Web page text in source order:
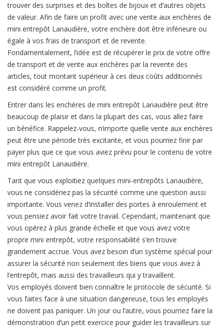
trouver des surprises et des boîtes de bijoux et d’autres objets
de valeur. Afin de faire un profit avec une vente aux enchères de
mini entrepôt Lanaudière, votre enchère doit être inférieure ou
égale à vos frais de transport et de revente.
Fondamentalement, l’idée est de récupérer le prix de votre offre
de transport et de vente aux enchères par la revente des
articles, tout montant supérieur à ces deux coûts additionnés
est considéré comme un profit.
Entrer dans les enchères de mini entrepôt Lanaudière peut être
beaucoup de plaisir et dans la plupart des cas, vous allez faire
un bénéfice. Rappelez-vous, n’importe quelle vente aux enchères
peut être une période très excitante, et vous pourriez finir par
payer plus que ce que vous aviez prévu pour le contenu de votre
mini entrepôt Lanaudière.
Tant que vous exploitiez quelques mini-entrepôts Lanaudière,
vous ne considériez pas la sécurité comme une question aussi
importante. Vous venez d’installer des portes à enroulement et
vous pensiez avoir fait votre travail. Cependant, maintenant que
vous opérez à plus grande échelle et que vous avez votre
propre mini entrepôt, votre responsabilité s’en trouve
grandement accrue. Vous avez besoin d’un système spécial pour
assurer la sécurité non seulement des biens que vous avez à
l’entrepôt, mais aussi des travailleurs qui y travaillent.
Vos employés doivent bien connaître le protocole de sécurité. Si
vous faites face à une situation dangereuse, tous les employés
ne doivent pas paniquer. Un jour ou l’autre, vous pourriez faire la
démonstration d’un petit exercice pour guider les travailleurs sur